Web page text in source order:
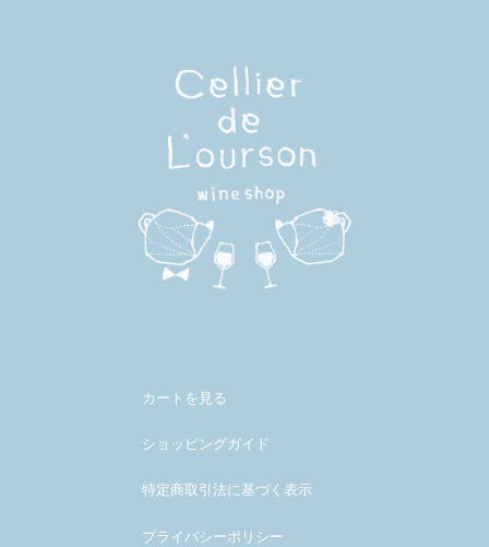
カートを見る
ショッピングガイド
特定商取引法に基づく表示
プライバシーポリシー